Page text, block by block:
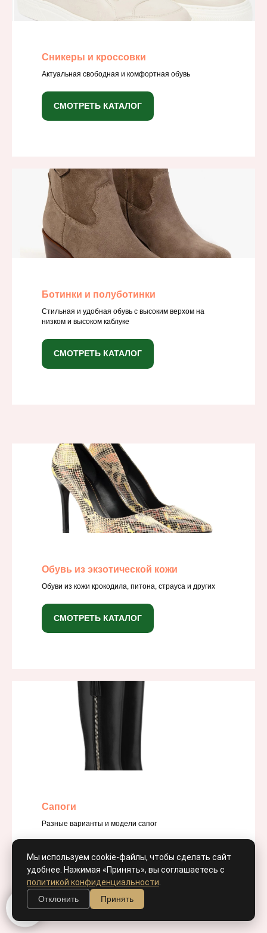
Мы используем cookie-файлы, чтобы сделать сайт
удобнее. Нажимая «Принять», вы соглашаетесь с
политикой конфиденциальности
Отклонить
Принять
📲
Сникеры и кроссовки
Актуальная свободная и комфортная обувь
СМОТРЕТЬ КАТАЛОГ
Ботинки и полуботинки
Стильная и удобная обувь с высоким верхом на
низком и высоком каблуке
СМОТРЕТЬ КАТАЛОГ
Обувь из экзотической кожи
Обуви из кожи крокодила, питона, страуса и других
СМОТРЕТЬ КАТАЛОГ
Сапоги
Разные варианты и модели сапог
СМОТРЕТЬ КАТАЛОГ